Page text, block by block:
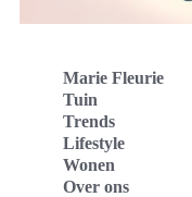
Marie Fleurie
Tuin
Trends
Lifestyle
Wonen
Over ons